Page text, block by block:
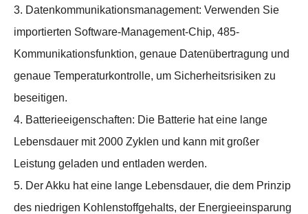
3. Datenkommunikationsmanagement: Verwenden Sie
importierten Software-Management-Chip, 485-
Kommunikationsfunktion, genaue Datenübertragung und
genaue Temperaturkontrolle, um Sicherheitsrisiken zu
beseitigen.
4. Batterieeigenschaften: Die Batterie hat eine lange
Lebensdauer mit 2000 Zyklen und kann mit großer
Leistung geladen und entladen werden.
5. Der Akku hat eine lange Lebensdauer, die dem Prinzip
des niedrigen Kohlenstoffgehalts, der Energieeinsparung